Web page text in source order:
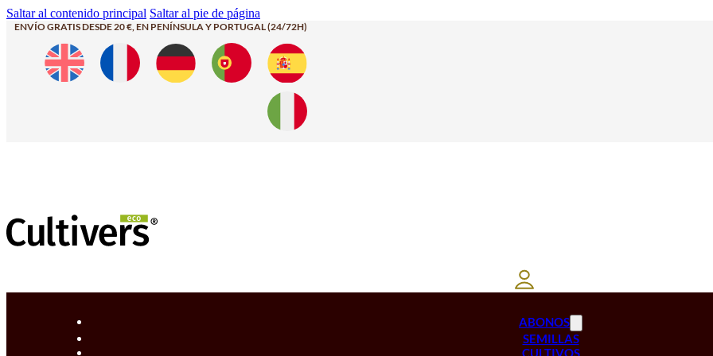
Saltar al contenido principal Saltar al pie de página
ENVÍO GRATIS DESDE 20 €, EN PENÍNSULA Y PORTUGAL (24/72H)
ABONOS
SEMILLAS
CULTIVOS